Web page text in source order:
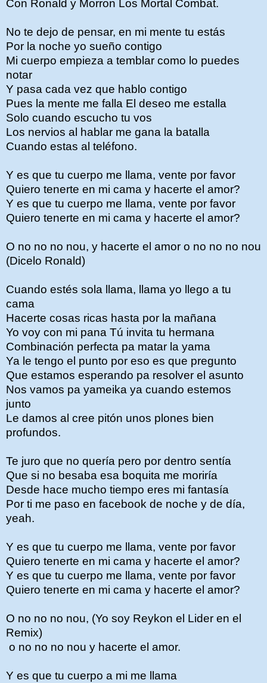
Con Ronald y Morron Los Mortal Combat.
No te dejo de pensar, en mi mente tu estás
Por la noche yo sueño contigo
Mi cuerpo empieza a temblar como lo puedes
notar
Y pasa cada vez que hablo contigo
Pues la mente me falla El deseo me estalla
Solo cuando escucho tu vos
Los nervios al hablar me gana la batalla
Cuando estas al teléfono.
Y es que tu cuerpo me llama, vente por favor
Quiero tenerte en mi cama y hacerte el amor?
Y es que tu cuerpo me llama, vente por favor
Quiero tenerte en mi cama y hacerte el amor?
O no no no nou, y hacerte el amor o no no no nou
(Dicelo Ronald)
Cuando estés sola llama, llama yo llego a tu
cama
Hacerte cosas ricas hasta por la mañana
Yo voy con mi pana Tú invita tu hermana
Combinación perfecta pa matar la yama
Ya le tengo el punto por eso es que pregunto
Que estamos esperando pa resolver el asunto
Nos vamos pa yameika ya cuando estemos
junto
Le damos al cree pitón unos plones bien
profundos.
Te juro que no quería pero por dentro sentía
Que si no besaba esa boquita me moriría
Desde hace mucho tiempo eres mi fantasía
Por ti me paso en facebook de noche y de día,
yeah.
Y es que tu cuerpo me llama, vente por favor
Quiero tenerte en mi cama y hacerte el amor?
Y es que tu cuerpo me llama, vente por favor
Quiero tenerte en mi cama y hacerte el amor?
O no no no nou, (Yo soy Reykon el Lider en el
Remix)
o no no no nou y hacerte el amor.
Y es que tu cuerpo a mi me llama